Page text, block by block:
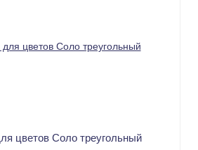
цветов Соло треугольный